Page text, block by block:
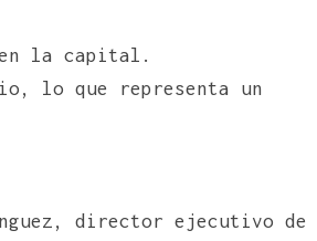
en la capital.
lo que representa un
director ejecutivo de